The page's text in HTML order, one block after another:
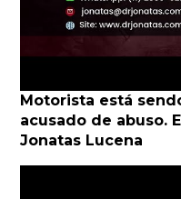
Motorista está
acusado de abuso.
Jonatas Lucena